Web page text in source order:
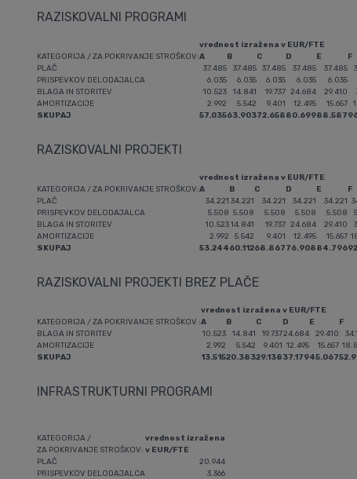
RAZISKOVALNI PROGRAMI
vrednost izražena v EUR/FTE
KATEGORIJA / ZA POKRIVANJE STROŠKOV:A B C D E
F
PLAČ
37.485 37.485 37.485 37.485 37.485
PRISPEVKOV DELODAJALCA
6.035 6.035 6.035 6.035 6.035
BLAGA IN STORITEV
10.523 14.841 19.737 24.684 29.410
AMORTIZACIJE
2.992 5.542 9.401 12.495 15.657
SKUPAJ
57.03563.90372.65880.69988.587
RAZISKOVALNI PROJEKTI
vrednost izražena v EUR/FTE
KATEGORIJA / ZA POKRIVANJE STROŠKOV:A B C D E
F
PLAČ
34.221 34.221 34.221 34.221 34.221
PRISPEVKOV DELODAJALCA
5.508 5.508 5.508 5.508 5.508
BLAGA IN STORITEV
10.52314.841 19.737 24.684 29.410
AMORTIZACIJE
2.992 5.542 9.401 12.495 15.657
SKUPAJ
53.24460.11268.86776.90884.796
RAZISKOVALNI PROJEKTI BREZ PLAČE
vrednost izražena v EUR/FTE
KATEGORIJA / ZA POKRIVANJE STROŠKOV :A B C D E
F
BLAGA IN STORITEV
10.523 14.841 19.73724.684 29.410
AMORTIZACIJE
2.992 5.542 9.401 12.495 15.657
SKUPAJ
13.51520.38329.13837.17945.067
INFRASTRUKTURNI PROGRAMI
KATEGORIJA /
ZA POKRIVANJE STROŠKOV:
vrednost izražena
v EUR/FTE
PLAČ
20.944
PRISPEVKOV DELODAJALCA
3.366